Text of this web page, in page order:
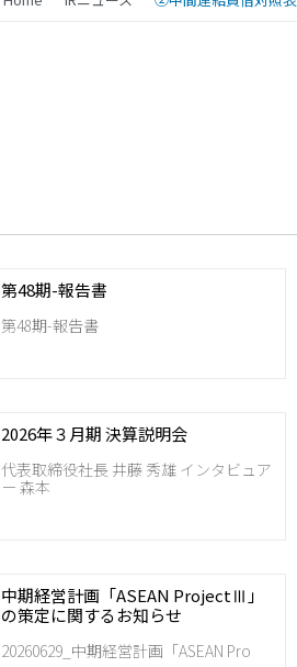
第48期-報告書
第48期-報告書
2026年３月期 決算説明会
代表取締役社長 井藤 秀雄 インタビュア
ー 森本
中期経営計画「ASEAN ProjectⅢ」
の策定に関するお知らせ
20260629_中期経営計画「ASEAN Pro